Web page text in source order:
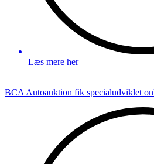
Læs mere her
BCA Autoauktion fik specialudviklet